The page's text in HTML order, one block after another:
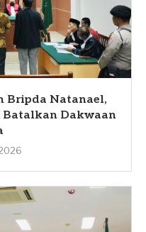
Bripda Natanael,
Batalkan Dakwaan